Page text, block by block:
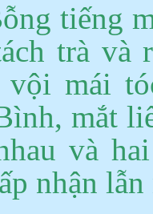
tiếng
trà và
vội mái
mắt
và
nhận lẫn